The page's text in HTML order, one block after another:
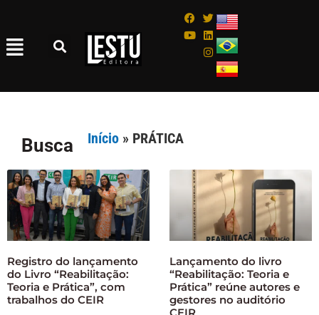
Busca Início » PRÁTICA
Registro do lançamento
do Livro “Reabilitação:
Teoria e Prática”, com
trabalhos do CEIR
Lançamento do livro
“Reabilitação: Teoria e
Prática” reúne autores e
gestores no auditório